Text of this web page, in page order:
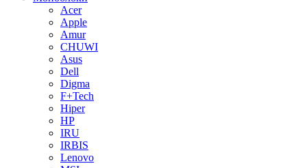
Acer
Apple
Amur
CHUWI
Asus
Dell
Digma
F+Tech
Hiper
HP
IRU
IRBIS
Lenovo